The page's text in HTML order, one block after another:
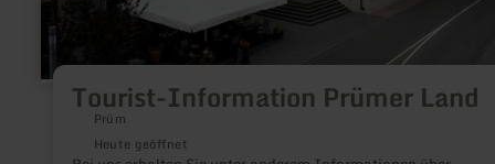
Tourist-Information Prümer Land
Prüm
Heute geöffnet